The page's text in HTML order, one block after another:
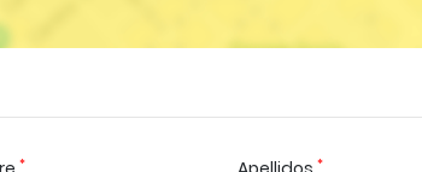
* *